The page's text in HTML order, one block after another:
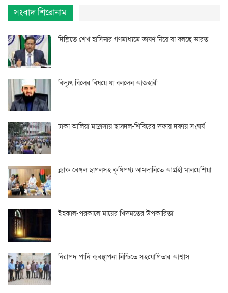
সংবাদ শিরোনাম
দিল্লিতে শেখ হাসিনার গণমাধ্যমে ভাষণ নিয়ে যা বলছে ভারত
বিদ্যুৎ বিলের বিষয়ে যা বললেন আজহারী
ঢাকা আলিয়া মাদ্রাসায় ছাত্রদল-শিবিরের দফায় দফায় সংঘর্ষ
ব্ল্যাক বেঙ্গল ছাগলসহ কৃষিপণ্য আমদানিতে আগ্রহী মালয়েশিয়া
ইহকাল-পরকালে মায়ের খিদমতের উপকারিতা
নিরাপদ পানি ব্যবস্থাপনা নিশ্চিতে সহযোগিতার আশ্বাস…